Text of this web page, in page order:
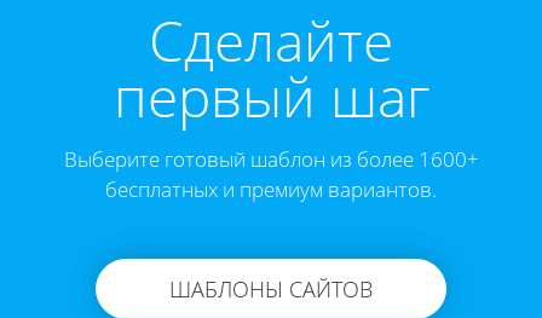
Cделайте
первый шаг
Выберите готовый шаблон из более 1600+
бесплатных и премиум вариантов.
ШАБЛОНЫ САЙТОВ